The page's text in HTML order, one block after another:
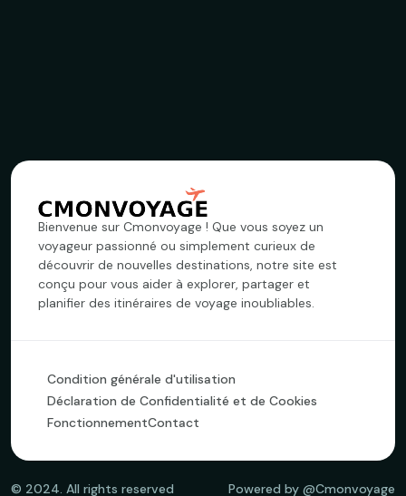
Bienvenue sur Cmonvoyage ! Que vous soyez un
voyageur passionné ou simplement curieux de
découvrir de nouvelles destinations, notre site est
conçu pour vous aider à explorer, partager et
planifier des itinéraires de voyage inoubliables.
Condition générale d'utilisation
Déclaration de Confidentialité et de Cookies
FonctionnementContact
© 2024. All rights reserved Powered by @Cmonvoyage